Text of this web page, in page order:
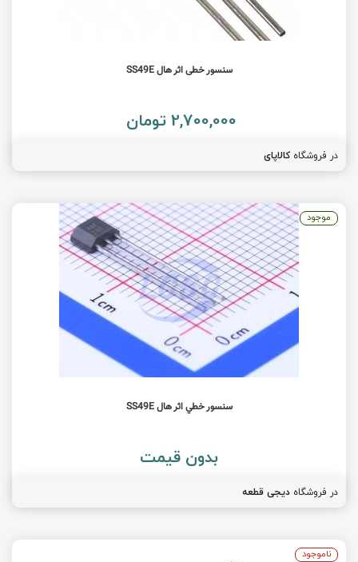
سنسور خطی اثر هال SS49E
2,700,000 تومان
در فروشگاهکالاپای
سنسور خطي اثر هال SS49E
بدون قیمت
در فروشگاه دیجی قطعه
موجود
ناموجود